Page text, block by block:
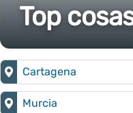
Top
Cartagena
Murcia